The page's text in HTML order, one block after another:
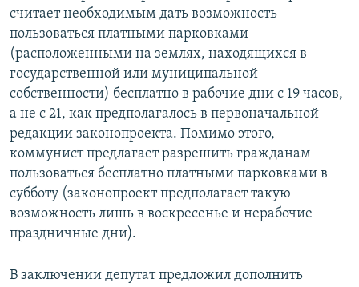
считает необходимым дать возможность
пользоваться платными парковками
(расположенными на землях, находящихся в
государственной или муниципальной
собственности) бесплатно в рабочие дни с 19 часов,
а не с 21, как предполагалось в первоначальной
редакции законопроекта. Помимо этого,
коммунист предлагает разрешить гражданам
пользоваться бесплатно платными парковками в
субботу (законопроект предполагает такую
возможность лишь в воскресенье и нерабочие
праздничные дни).
В заключении депутат предложил дополнить